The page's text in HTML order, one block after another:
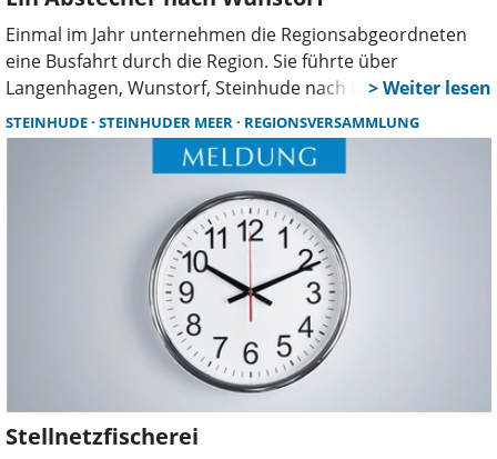
Einmal im Jahr unternehmen die Regionsabgeordneten
eine Busfahrt durch die Region. Sie führte über
Langenhagen, Wunstorf, Steinhude nach Barsinghausen.
Besichtigt wurde in Wunstorf der Neubau der
Jugendpsychiatrie des Klinikum Hannover und die Paul-
STEINHUDE STEINHUDER MEER REGIONSVERSAMMLUNG
Stellnetzfischerei